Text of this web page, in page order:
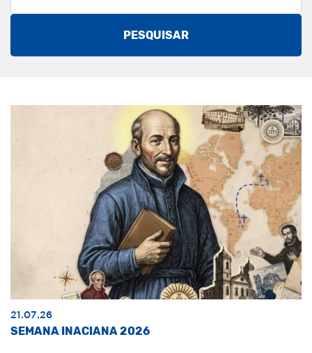
PESQUISAR
21.07.26
SEMANA INACIANA 2026